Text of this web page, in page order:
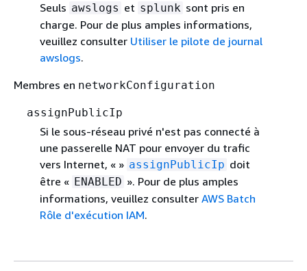
Seuls awslogs et splunk sont pris en
charge. Pour de plus amples informations,
veuillez consulter Utiliser le pilote de journal
awslogs.
Membres en networkConfiguration
assignPublicIp
Si le sous-réseau privé n'est pas connecté à
une passerelle NAT pour envoyer du trafic
vers Internet, « » assignPublicIp doit
être « ENABLED ». Pour de plus amples
informations, veuillez consulter AWS Batch
Rôle d'exécution IAM.